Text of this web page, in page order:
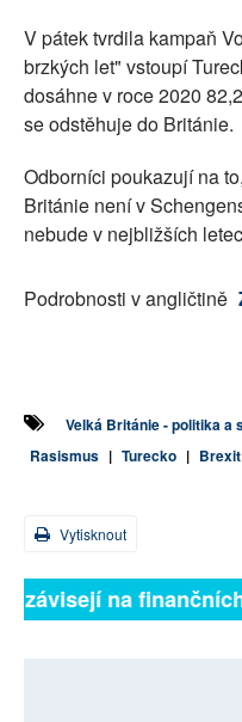
V pátek tvrdila kampaň
brzkých let" vstoupí
dosáhne v roce 2020
se odstěhuje do Británie.
Odborníci poukazují na
Británie není v
nebude v nejbližších
Podrobnosti v angličtině
Velká Británie - politika a
Rasismus | Turecko | Brexit
Vytisknout
závisejí na